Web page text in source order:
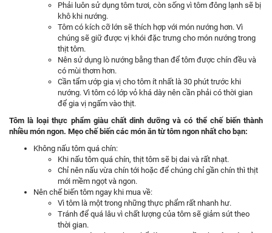
Phải luôn sử dụng tôm tươi, còn sống vì tôm đông lạnh sẽ bị
khô khi nướng.
Tôm có kích cỡ lớn sẽ thích hợp với món nướng hơn. Vì
chúng sẽ giữ được vị khói đặc trưng cho món nướng trong
thịt tôm.
Nên sử dụng lò nướng bằng than để tôm được chín đều và
có mùi thơm hơn.
Cần tẩm ướp gia vị cho tôm ít nhất là 30 phút trước khi
nướng. Vì tôm có lớp vỏ khá dày nên cần phải có thời gian
để gia vị ngấm vào thịt.
Tôm là loại thực phẩm giàu chất dinh dưỡng và có thể chế biến thành
nhiều món ngon. Mẹo chế biến các món ăn từ tôm ngon nhất cho bạn:
Không nấu tôm quá chín:
Khi nấu tôm quá chín, thịt tôm sẽ bị dai và rất nhạt.
Chỉ nên nấu vừa chín tới hoặc để chúng chỉ gần chín thì thịt
mới mềm ngọt và ngon.
Nên chế biến tôm ngay khi mua về:
Vì tôm là một trong những thực phẩm rất nhanh hư.
Tránh để quá lâu vì chất lượng của tôm sẽ giảm sút theo
thời gian.